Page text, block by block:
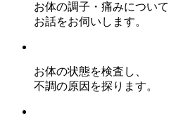
お体の調子・痛みについて
お話をお伺いします。
お体の状態を検査し、
不調の原因を探ります。